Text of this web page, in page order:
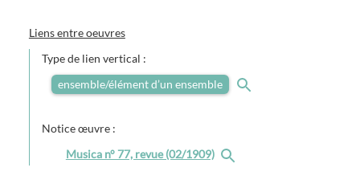
Liens entre oeuvres
Type de lien vertical :
ensemble/élément d’un ensemble
Notice œuvre :
Musica n° 77, revue (02/1909)